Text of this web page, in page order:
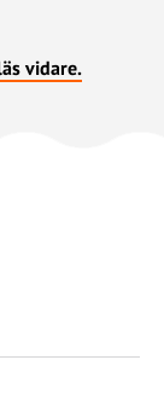
vidare.